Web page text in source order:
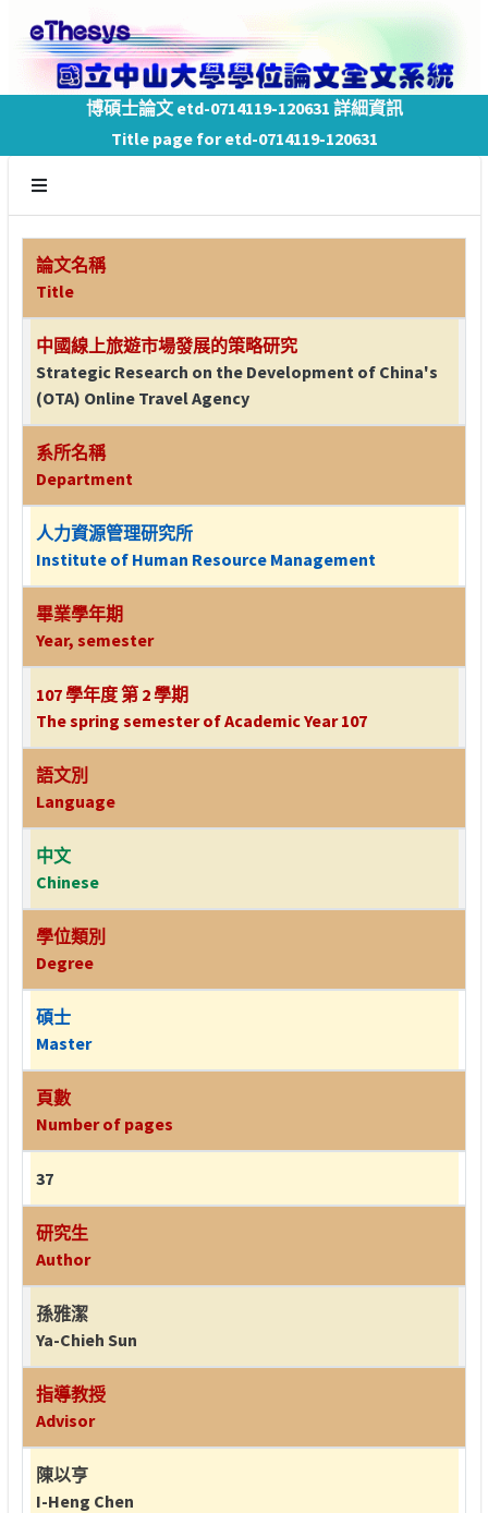
博碩士論文 etd-0714119-120631 詳細資訊
Title page for etd-0714119-120631
論文名稱
Title
中國線上旅遊市場發展的策略研究
Strategic Research on the Development of China's
(OTA) Online Travel Agency
系所名稱
Department
人力資源管理研究所
Institute of Human Resource Management
畢業學年期
Year, semester
107 學年度 第 2 學期
The spring semester of Academic Year 107
語文別
Language
中文
Chinese
學位類別
Degree
碩士
Master
頁數
Number of pages
37
研究生
Author
孫雅潔
Ya-Chieh Sun
指導教授
Advisor
陳以亨
I-Heng Chen